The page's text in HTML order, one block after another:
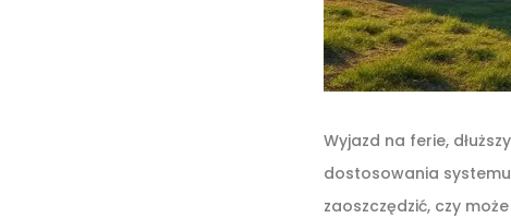
Wyjazd na ferie,
dostosowania systemu
zaoszczędzić, czy